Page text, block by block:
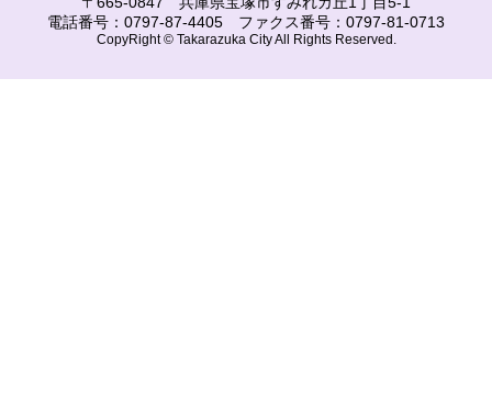
電話番号：0797-87-4405 ファクス番号：0797-81-0713
CopyRight © Takarazuka City All Rights Reserved.